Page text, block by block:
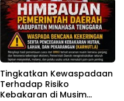
Tingkatkan Kewaspadaan
Terhadap Risiko
Kebakaran di Musim